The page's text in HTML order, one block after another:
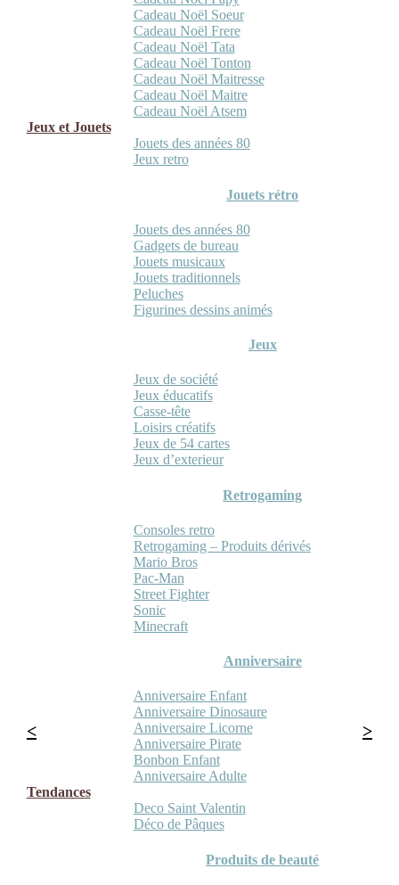
Cadeau Noël Soeur
Cadeau Noël Frere
Cadeau Noël Tata
Cadeau Noël Tonton
Cadeau Noël Maitresse
Cadeau Noël Maitre
Cadeau Noël Atsem
Jeux et Jouets
Jouets des années 80
Jeux retro
Jouets rétro
Jouets des années 80
Gadgets de bureau
Jouets musicaux
Jouets traditionnels
Peluches
Figurines dessins animés
Jeux
Jeux de société
Jeux éducatifs
Casse-tête
Loisirs créatifs
Jeux de 54 cartes
Jeux d’exterieur
Retrogaming
Consoles retro
Retrogaming – Produits dérivés
Mario Bros
Pac-Man
Street Fighter
Sonic
Minecraft
Anniversaire
Anniversaire Enfant
Anniversaire Dinosaure
Anniversaire Licorne
Anniversaire Pirate
Bonbon Enfant
Anniversaire Adulte
Tendances
Deco Saint Valentin
Déco de Pâques
Produits de beauté